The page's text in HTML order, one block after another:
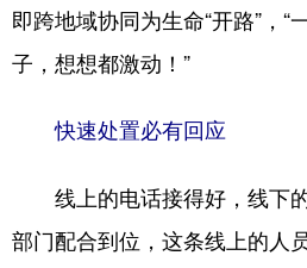
即跨地域协同为生命“开路”，“
子，想想都激动！”
快速处置必有回应
线上的电话接得好，线下
部门配合到位，这条线上的人